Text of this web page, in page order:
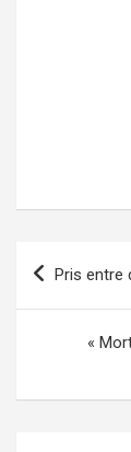
Navigation
de
l’article
Pris entre
«